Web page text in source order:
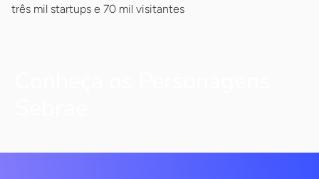
três mil startups e 70 mil visitantes